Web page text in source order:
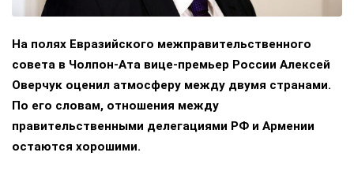
На полях Евразийского межправительственного
совета в Чолпон-Ата вице-премьер России Алексей
Оверчук оценил атмосферу между двумя странами.
По его словам, отношения между
правительственными делегациями РФ и Армении
остаются хорошими.